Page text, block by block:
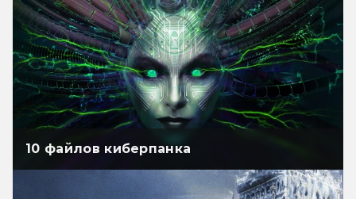
10 файлов киберпанка